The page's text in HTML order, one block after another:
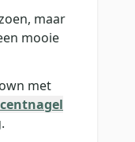
maar
mooie
met